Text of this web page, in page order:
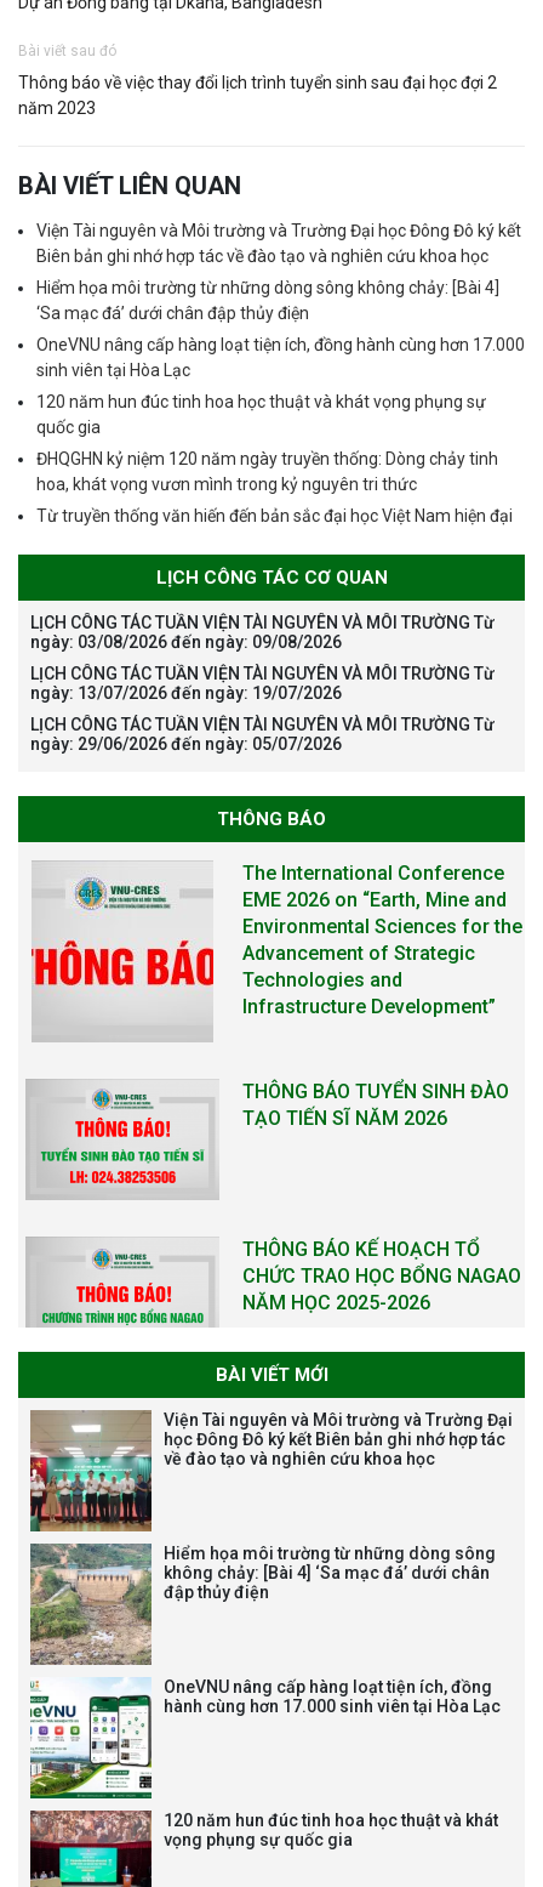
Bài viết sau đó
Thông báo về việc thay đổi lịch trình tuyển sinh sau đại học đợi 2
năm 2023
BÀI VIẾT LIÊN QUAN
Viện Tài nguyên và Môi trường và Trường Đại học Đông Đô ký kết
Biên bản ghi nhớ hợp tác về đào tạo và nghiên cứu khoa học
Hiểm họa môi trường từ những dòng sông không chảy: [Bài 4]
‘Sa mạc đá’ dưới chân đập thủy điện
OneVNU nâng cấp hàng loạt tiện ích, đồng hành cùng hơn 17.000
sinh viên tại Hòa Lạc
120 năm hun đúc tinh hoa học thuật và khát vọng phụng sự
quốc gia
ĐHQGHN kỷ niệm 120 năm ngày truyền thống: Dòng chảy tinh
hoa, khát vọng vươn mình trong kỷ nguyên tri thức
Từ truyền thống văn hiến đến bản sắc đại học Việt Nam hiện đại
LỊCH CÔNG TÁC CƠ QUAN
LỊCH CÔNG TÁC TUẦN VIỆN TÀI NGUYÊN VÀ MÔI TRƯỜNG Từ
ngày: 03/08/2026 đến ngày: 09/08/2026
LỊCH CÔNG TÁC TUẦN VIỆN TÀI NGUYÊN VÀ MÔI TRƯỜNG Từ
ngày: 13/07/2026 đến ngày: 19/07/2026
LỊCH CÔNG TÁC TUẦN VIỆN TÀI NGUYÊN VÀ MÔI TRƯỜNG Từ
ngày: 29/06/2026 đến ngày: 05/07/2026
THÔNG BÁO
The International Conference
EME 2026 on “Earth, Mine and
Advancement of Strategic
Technologies and
THÔNG BÁO TUYỂN SINH ĐÀO
TẠO TIẾN SĨ NĂM 2026
THÔNG BÁO KẾ HOẠCH TỔ
CHỨC TRAO HỌC BỔNG NAGAO
THƯ CẢM ƠN LỄ KỶ NIỆM 40
NĂM XÂY DỰNG VÀ PHÁT TRIỂN
VIỆN (1985-2025) VÀ ĐÓN
ĐỘNG HẠNG BA
nghiệp chuyên môn dùng
chung trong ĐHQGHN
Bảo vệ luận án tiến sĩ của NCS
Trương Mạnh Tuấn
BÀI VIẾT MỚI
Viện Tài nguyên và Môi trường và Trường Đại
học Đông Đô ký kết Biên bản ghi nhớ hợp tác
về đào tạo và nghiên cứu khoa học
Hiểm họa môi trường từ những dòng sông
không chảy: [Bài 4] ‘Sa mạc đá’ dưới chân
đập thủy điện
OneVNU nâng cấp hàng loạt tiện ích, đồng
hành cùng hơn 17.000 sinh viên tại Hòa Lạc
120 năm hun đúc tinh hoa học thuật và khát
vọng phụng sự quốc gia